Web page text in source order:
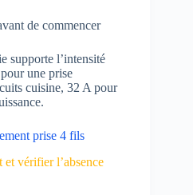
supporte l’intensité
une prise
cuisine, 32 A pour
prise 4 fils
vérifier l’absence